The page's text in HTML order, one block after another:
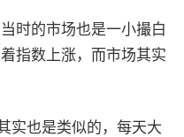
时的市场也是一小撮白
指数上涨，而市场其实
实也是类似的，每天大